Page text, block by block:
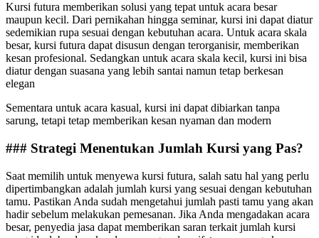
Kursi futura memberikan solusi yang tepat untuk acara besar
maupun kecil. Dari pernikahan hingga seminar, kursi ini dapat diatur
sedemikian rupa sesuai dengan kebutuhan acara. Untuk acara skala
besar, kursi futura dapat disusun dengan terorganisir, memberikan
kesan profesional. Sedangkan untuk acara skala kecil, kursi ini bisa
diatur dengan suasana yang lebih santai namun tetap berkesan
elegan
Sementara untuk acara kasual, kursi ini dapat dibiarkan tanpa
sarung, tetapi tetap memberikan kesan nyaman dan modern
### Strategi Menentukan Jumlah Kursi yang Pas?
Saat memilih untuk menyewa kursi futura, salah satu hal yang perlu
dipertimbangkan adalah jumlah kursi yang sesuai dengan kebutuhan
tamu. Pastikan Anda sudah mengetahui jumlah pasti tamu yang akan
hadir sebelum melakukan pemesanan. Jika Anda mengadakan acara
besar, penyedia jasa dapat memberikan saran terkait jumlah kursi